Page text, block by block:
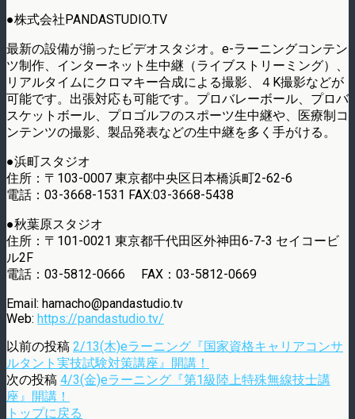
●株式会社PANDASTUDIO.TV
最新の設備が揃ったビデオスタジオ。e-ラーニングコンテン
ツ制作、インターネット生中継（ライブストリーミング）、
リアルタイムにクロマキー合成による撮影、４K撮影などが
可能です。出張対応も可能です。プロバレーボール、プロバ
スケットボール、プロゴルフのスポーツ生中継や、医療制コ
ンテンツの撮影、製品発表などの生中継を多く手がける。
●浜町スタジオ
住所：〒103-0007 東京都中央区日本橋浜町2-62-6
電話：03-3668-1531 FAX:03-3668-5438
●秋葉原スタジオ
住所：〒101-0021 東京都千代田区外神田6-7-3 セイコービ
ル2F
電話：03-5812-0666 FAX：03-5812-0669
Email: hamacho@pandastudio.tv
Web: https://pandastudio.tv/
以前の投稿 2/13(木)eラーニング『国家資格キャリアコンサ
ルタント実技試験対策講座』開講！
次の投稿 4/3(金)eラーニング『第1級陸上特殊無線技士講
座』開講！
トップに戻る